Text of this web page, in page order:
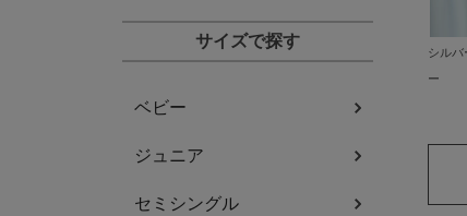
サイズで探す
ベビー
ジュニア
セミシングル
シルバ
ー